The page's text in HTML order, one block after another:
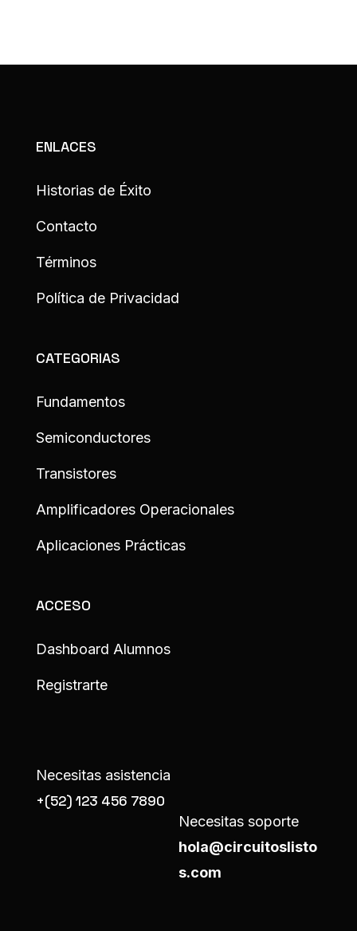
ENLACES
Historias de Éxito
Contacto
Términos
Política de Privacidad
CATEGORIAS
Fundamentos
Semiconductores
Transistores
Amplificadores Operacionales
Aplicaciones Prácticas
ACCESO
Dashboard Alumnos
Registrarte
Necesitas asistencia
+(52) 123 456 7890
Necesitas soporte
hola@circuitoslisto
s.com